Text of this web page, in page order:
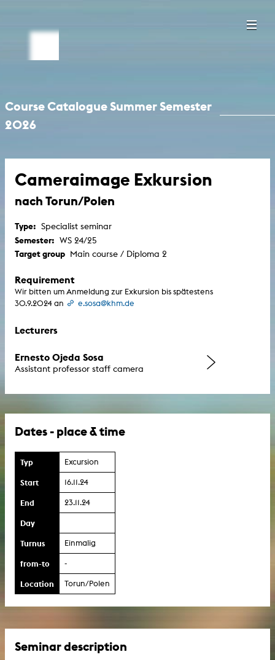
Course Catalogue Summer Semester
2026
Cameraimage Exkursion
nach Torun/Polen
Type: Specialist seminar
Semester: WS 24/25
Target group Main course / Diploma 2
Requirement
Wir bitten um Anmeldung zur Exkursion bis spätestens
30.9.2024 an
e.sosa@khm.de
Lecturers
Ernesto Ojeda Sosa
Assistant professor staff camera
Dates - place & time
Typ Excursion
Start 16.11.24
End 23.11.24
Day
Turnus Einmalig
from-to -
Location Torun/Polen
Seminar description